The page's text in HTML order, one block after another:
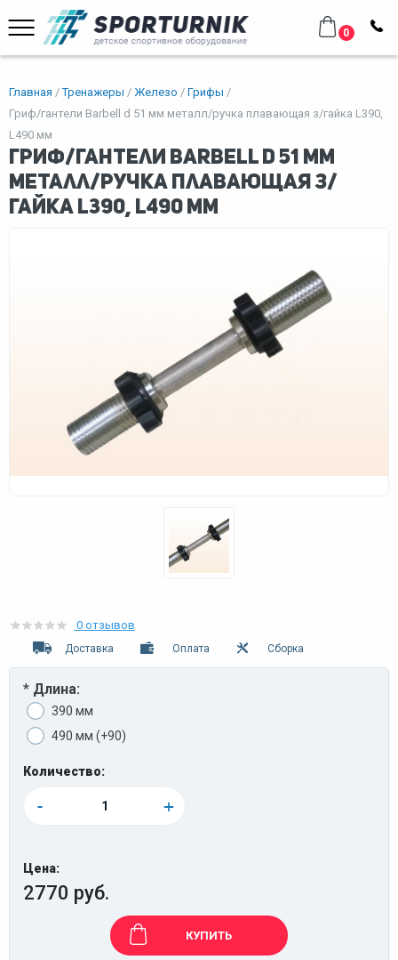
0
Главная Тренажеры Железо
Грифы
Гриф/гантели Barbell d 51 мм металл/ручка плавающая з/гайка L390,
L490 мм
Гриф/гантели Barbell d 51 мм
металл/ручка плавающая з/
гайка L390, L490 мм
0 отзывов
Доставка Оплата Сборка
* Длина:
390 мм
490 мм (+90)
Количество:
- +
Цена:
2770 руб.
КУПИТЬ